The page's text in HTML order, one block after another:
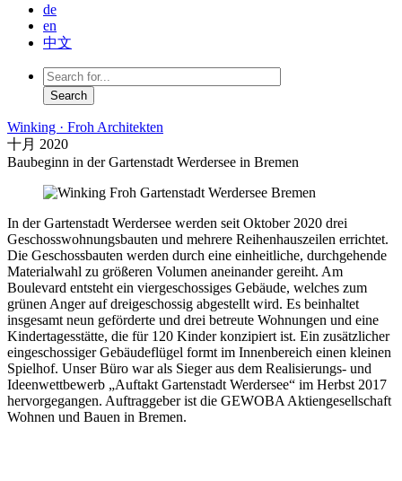
de
en
中文
Winking · Froh Architekten
十月 2020
Baubeginn in der Gartenstadt Werdersee in Bremen
In der Gartenstadt Werdersee werden seit Oktober 2020 drei
Geschosswohnungsbauten und mehrere Reihenhauszeilen errichtet.
Die Geschossbauten werden durch eine einheitliche, durchgehende
Materialwahl zu größeren Volumen aneinander gereiht. Am
Boulevard entsteht ein viergeschossiges Gebäude, welches zum
grunen Anger auf dreigeschossig abgestellt wird. Es beinhaltet
insgesamt neun geförderte und drei betreute Wohnungen und eine
Kindertagesstätte, die für 120 Kinder konzipiert ist. Ein zusätzlicher
eingeschossiger Gebäudeflügel formt im Innenbereich einen kleinen
Spielhof. Unser Büro war als Sieger aus dem Realisierungs- und
Ideenwettbewerb „Auftakt Gartenstadt Werdersee“ im Herbst 2017
hervorgegangen. Auftraggeber ist die GEWOBA Aktiengesellschaft
Wohnen und Bauen in Bremen.